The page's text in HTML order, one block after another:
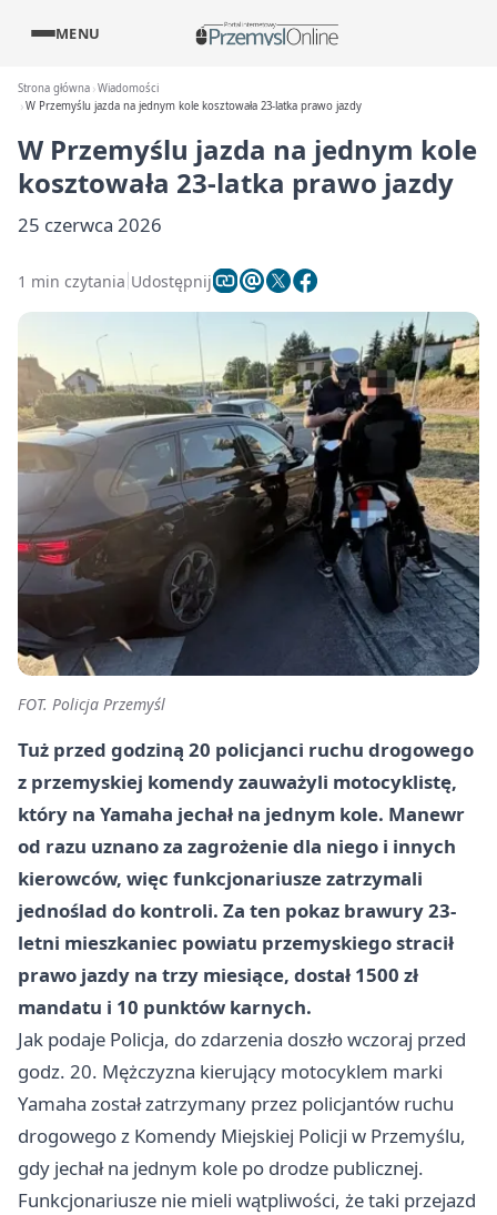
MENU
Strona główna Wiadomości
W Przemyślu jazda na jednym kole kosztowała 23-latka prawo jazdy
W Przemyślu jazda na jednym kole
kosztowała 23-latka prawo jazdy
25 czerwca 2026
1 min czytania Udostępnij
FOT. Policja Przemyśl
Tuż przed godziną 20 policjanci ruchu drogowego
z przemyskiej komendy zauważyli motocyklistę,
który na Yamaha jechał na jednym kole. Manewr
od razu uznano za zagrożenie dla niego i innych
kierowców, więc funkcjonariusze zatrzymali
jednoślad do kontroli. Za ten pokaz brawury 23-
letni mieszkaniec powiatu przemyskiego stracił
prawo jazdy na trzy miesiące, dostał 1500 zł
mandatu i 10 punktów karnych.
Jak podaje Policja, do zdarzenia doszło wczoraj przed
godz. 20. Mężczyzna kierujący motocyklem marki
Yamaha został zatrzymany przez policjantów ruchu
drogowego z Komendy Miejskiej Policji w Przemyślu,
gdy jechał na jednym kole po drodze publicznej.
Funkcjonariusze nie mieli wątpliwości, że taki przejazd